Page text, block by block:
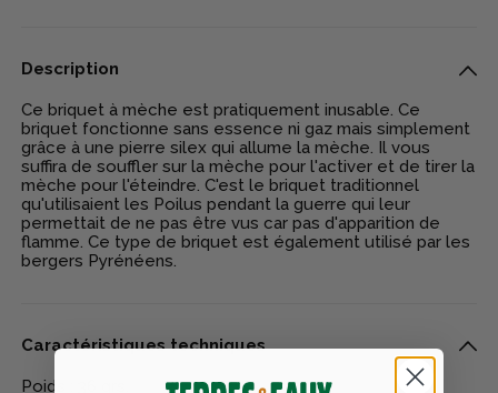
Description
Ce briquet à mèche est pratiquement inusable. Ce
briquet fonctionne sans essence ni gaz mais simplement
grâce à une pierre silex qui allume la mèche. Il vous
suffira de souffler sur la mèche pour l'activer et de tirer la
mèche pour l'éteindre. C'est le briquet traditionnel
qu'utilisaient les Poilus pendant la guerre qui leur
permettait de ne pas être vus car pas d'apparition de
flamme. Ce type de briquet est également utilisé par les
bergers Pyrénéens.
Caractéristiques techniques
Poids : 36 grs.